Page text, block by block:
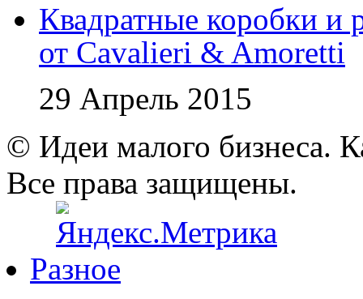
Квадратные коробки и
от Cavalieri & Amoretti
29 Апрель 2015
© Идеи малого бизнеса.
Все права защищены.
Разное